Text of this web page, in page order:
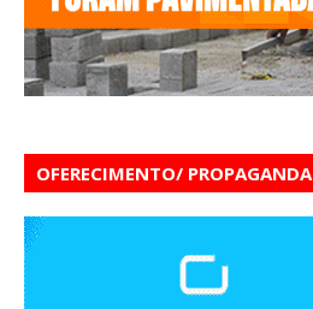
OFERECIMENTO/ PROPAGANDA